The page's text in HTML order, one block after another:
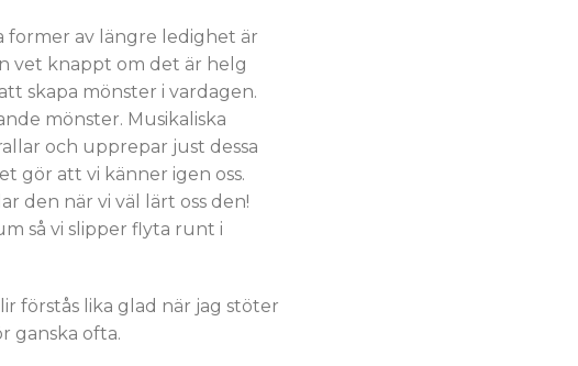
former av längre ledighet är
vet knappt om det är helg
skapa mönster i vardagen.
mönster. Musikaliska
och upprepar just dessa
gör att vi känner igen oss.
den när vi väl lärt oss den!
så vi slipper flyta runt i
förstås lika glad när jag stöter
ganska ofta.